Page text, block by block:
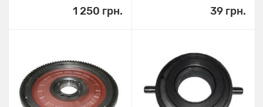
1 250 грн. 39 грн.